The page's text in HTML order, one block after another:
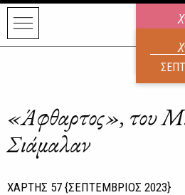
«Άφθαρτος», του
Σιάμαλαν
ΧΑΡΤΗΣ 57 {ΣΕΠΤΕΜΒΡΙΟΣ 2023}